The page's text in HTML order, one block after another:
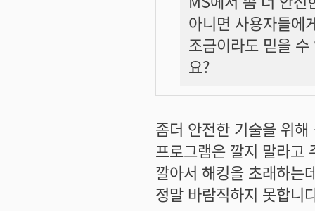
아니면 사용자들에
조금이라도 믿을
요?
좀더 안전한 기술을 위
프로그램은 깔지 말라고
깔아서 해킹을 초래하는
정말 바람직하지 못합니